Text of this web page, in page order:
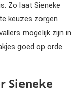
Zo laat Sieneke
keuzes zorgen
mogelijk zijn in
goed op orde
Sieneke